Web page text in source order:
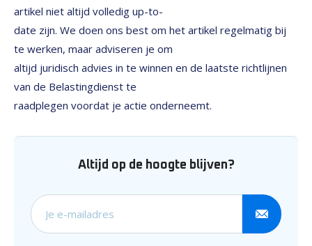
artikel niet altijd volledig up-to-
date zijn. We doen ons best om het artikel regelmatig bij
te werken, maar adviseren je om
altijd juridisch advies in te winnen en de laatste richtlijnen
van de Belastingdienst te
raadplegen voordat je actie onderneemt.
Altijd op de hoogte blijven?
Schrijf je in voor onze